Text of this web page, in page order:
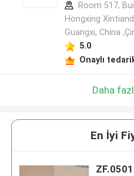
Room 517,
Hongxing
Guangxi, China
5.0
Onaylı
Daha
En İyi